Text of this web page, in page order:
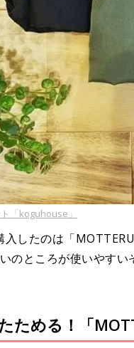
「koguhouse」
したのは「
のところが使いやす
ためる！「